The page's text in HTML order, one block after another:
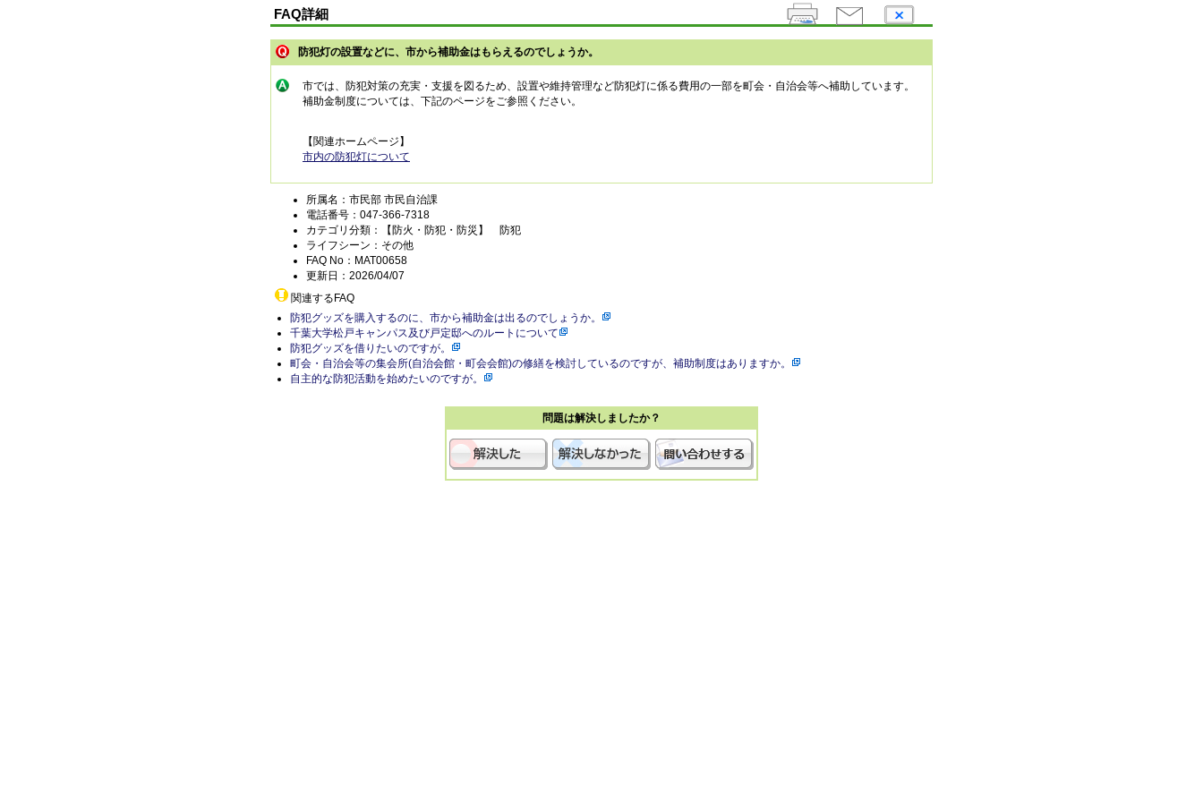
FAQ詳細
防犯灯の設置などに、市から補助金はもらえるのでしょうか。
市では、防犯対策の充実・支援を図るため、設置や維持管理など防犯灯に係る費用の一部を町会・自治会等へ補助しています。
補助金制度については、下記のページをご参照ください。
【関連ホームページ】
市内の防犯灯について
所属名：市民部 市民自治課
電話番号：047-366-7318
カテゴリ分類：【防火・防犯・防災】 防犯
ライフシーン：その他
FAQ No：MAT00658
更新日：2026/04/07
関連するFAQ
防犯グッズを購入するのに、市から補助金は出るのでしょうか。
千葉大学松戸キャンパス及び戸定邸へのルートについて
防犯グッズを借りたいのですが。
町会・自治会等の集会所(自治会館・町会会館)の修繕を検討しているのですが、補助制度はありますか。
自主的な防犯活動を始めたいのですが。
問題は解決しましたか？